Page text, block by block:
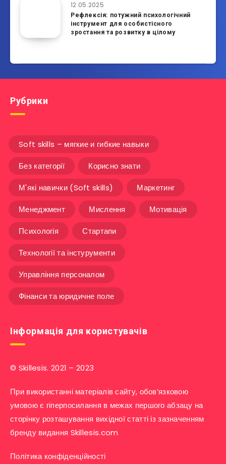
12.05.2025
Рефлексія: потужний психологічний
інструмент для особистісного
зростання та розвитку в цілому
Рубрики
Soft skills – мягкие и гибкие навыки
Без категорії Корисно знати
М'які навички (Soft skills) Маркетинг
Менеджмент Мислення Мотивація
Психологія Стартапи
Технології та інстурументи
Управління персоналом
Фінанси та юридичне поле
Інформація для користувачів
© Skillesis. 2021 – 2023
При використанні матеріалів сайту, обов’язковою
умовою є гіперпосилання в межах першого абзацу на
сторінку розташування вихідної статті із зазначенням
бренду видання Skillesis.com
Політика конфіденційності